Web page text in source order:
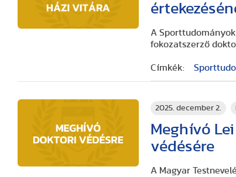
A
fokozatszerző
Címkék:
2025. december 2.
Meghívó
védésére
A Magyar